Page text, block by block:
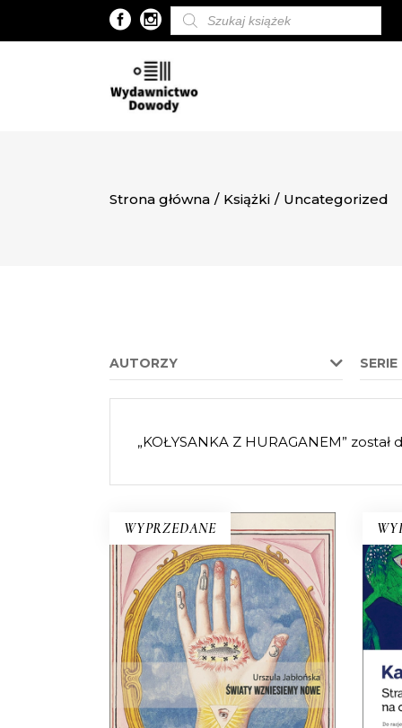
Wyszukiwarka
produktów
Strona główna / Książki / Uncategorized
AUTORZY SERIE
„KOŁYSANKA Z HURAGANEM” został
WYPRZEDANE
ŚWIATY WZNIESIEMY
NOWE
Wprawdzie niektórzy mówią, że
świat taki, jaki znamy, dobiega
końca, ale jednak wciąż są ludzie,
którzy chcą wymyślać go na